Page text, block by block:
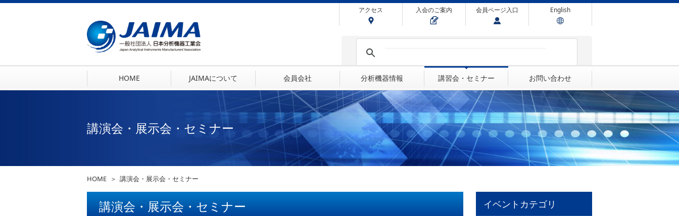
アクセス 入会のご案内 会員ページ入口 English
HOME JAIMAについて 会員会社 分析機器情報 講習会・セミナー お問い合わせ
講演会・展示会・セミナー
HOME 講演会・展示会・セミナー
講演会・展示会・セミナー イベントカテゴリ